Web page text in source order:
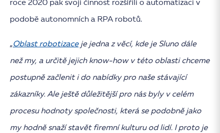
roce 2020 pak svoji činnost rozšířili o automatizaci v
podobě autonomních a RPA robotů.
„Oblast robotizaceje jedna z věcí, kde je Sluno dále
než my, a určitě jejich know-how v této oblasti chceme
postupně začlenit i do nabídky pro naše stávající
zákazníky. Ale ještě důležitější pro nás byly v celém
procesu hodnoty společnosti, která se podobně jako
my hodně snaží stavět firemní kulturu od lidí. I proto je